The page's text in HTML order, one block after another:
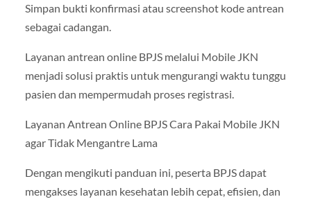
Simpan bukti konfirmasi atau screenshot kode antrean
sebagai cadangan.
Layanan antrean online BPJS melalui Mobile JKN
menjadi solusi praktis untuk mengurangi waktu tunggu
pasien dan mempermudah proses registrasi.
Layanan Antrean Online BPJS Cara Pakai Mobile JKN
agar Tidak Mengantre Lama
Dengan mengikuti panduan ini, peserta BPJS dapat
mengakses layanan kesehatan lebih cepat, efisien, dan